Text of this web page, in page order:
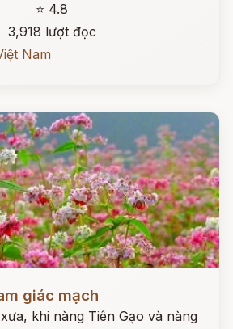
⭐ 4.8
3,918 lượt đọc
Nam
giác mạch
khi nàng Tiên Gạo và nàng